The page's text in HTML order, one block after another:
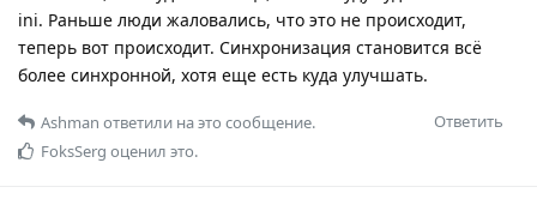
ini. Раньше люди жаловались, что это не происходит,
теперь вот происходит. Синхронизация становится всё
более синхронной, хотя еще есть куда улучшать.
Ответить
Ashman ответили на это сообщение.
FoksSerg оценил это.